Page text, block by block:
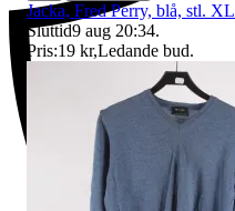
Jacka, Fred Perry, blå, stl. XL
Sluttid9 aug 20:34.
Pris:19 kr,Ledande bud.